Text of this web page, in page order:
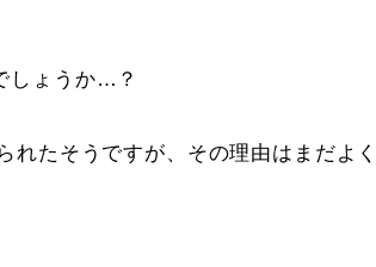
しょうか…？
れたそうですが、その理由はまだよく